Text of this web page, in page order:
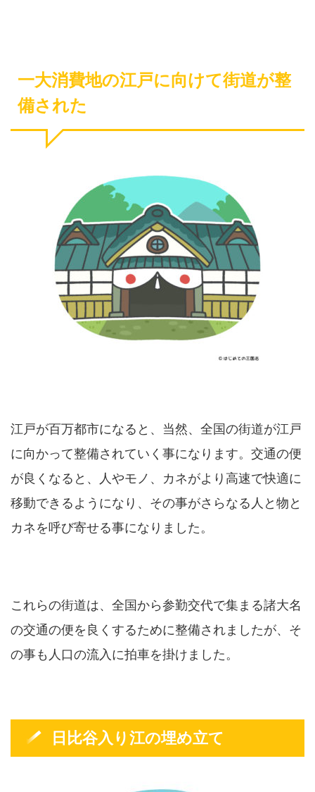
一大消費地の江戸に向けて街道が整
備された
江戸が百万都市になると、当然、全国の街道が江戸
に向かって整備されていく事になります。交通の便
が良くなると、人やモノ、カネがより高速で快適に
移動できるようになり、その事がさらなる人と物と
カネを呼び寄せる事になりました。
これらの街道は、全国から参勤交代で集まる諸大名
の交通の便を良くするために整備されましたが、そ
の事も人口の流入に拍車を掛けました。
日比谷入り江の埋め立て